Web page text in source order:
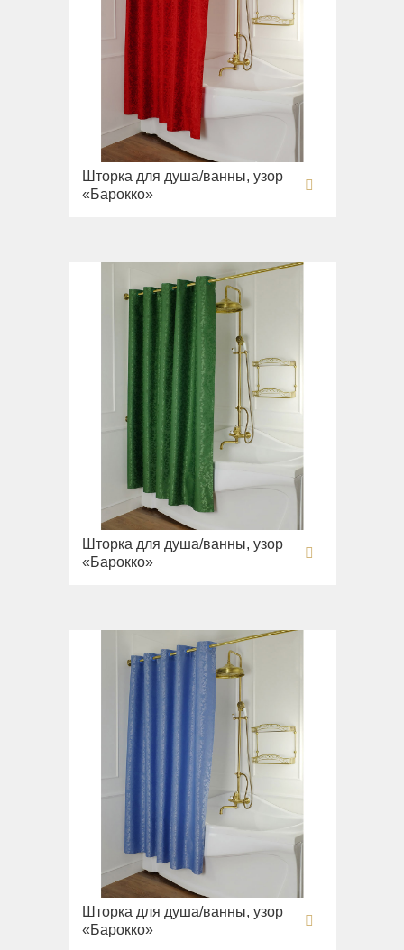
Шторка для душа/ванны, узор
«Барокко»
Шторка для душа/ванны, узор
«Барокко»
Шторка для душа/ванны, узор
«Барокко»